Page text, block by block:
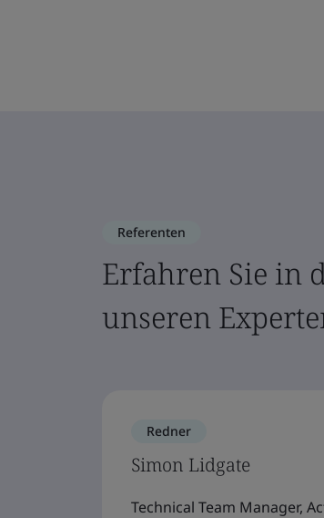
Referenten
Erfahren Sie in
unseren
Redner
Simon Lidgate
Technical Team Manager,